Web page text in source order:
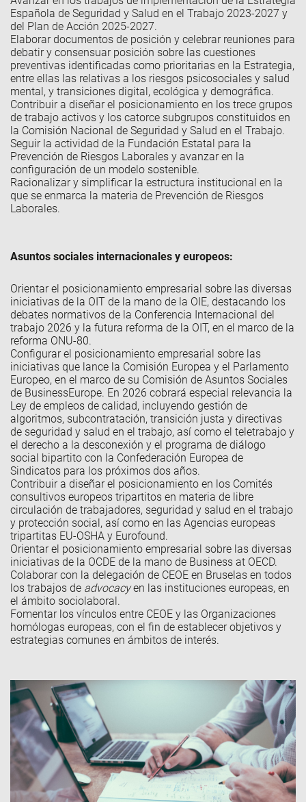
Española de Seguridad y Salud en el Trabajo 2023-2027 y
del Plan de Acción 2025-2027.
Elaborar documentos de posición y celebrar reuniones para
debatir y consensuar posición sobre las cuestiones
preventivas identificadas como prioritarias en la Estrategia,
entre ellas las relativas a los riesgos psicosociales y salud
mental, y transiciones digital, ecológica y demográfica.
Contribuir a diseñar el posicionamiento en los trece grupos
de trabajo activos y los catorce subgrupos constituidos en
la Comisión Nacional de Seguridad y Salud en el Trabajo.
Seguir la actividad de la Fundación Estatal para la
Prevención de Riesgos Laborales y avanzar en la
configuración de un modelo sostenible.
Racionalizar y simplificar la estructura institucional en la
que se enmarca la materia de Prevención de Riesgos
Laborales.
Asuntos sociales internacionales y europeos:
Orientar el posicionamiento empresarial sobre las diversas
iniciativas de la OIT de la mano de la OIE, destacando los
debates normativos de la Conferencia Internacional del
trabajo 2026 y la futura reforma de la OIT, en el marco de la
reforma ONU-80.
Configurar el posicionamiento empresarial sobre las
iniciativas que lance la Comisión Europea y el Parlamento
Europeo, en el marco de su Comisión de Asuntos Sociales
de BusinessEurope. En 2026 cobrará especial relevancia la
Ley de empleos de calidad, incluyendo gestión de
algoritmos, subcontratación, transición justa y directivas
de seguridad y salud en el trabajo, así como el teletrabajo y
el derecho a la desconexión y el programa de diálogo
social bipartito con la Confederación Europea de
Sindicatos para los próximos dos años.
Contribuir a diseñar el posicionamiento en los Comités
consultivos europeos tripartitos en materia de libre
circulación de trabajadores, seguridad y salud en el trabajo
y protección social, así como en las Agencias europeas
tripartitas EU-OSHA y Eurofound.
Orientar el posicionamiento empresarial sobre las diversas
iniciativas de la OCDE de la mano de Business at OECD.
Colaborar con la delegación de CEOE en Bruselas en todos
los trabajos de advocacyen las instituciones europeas, en
el ámbito sociolaboral.
Fomentar los vínculos entre CEOE y las Organizaciones
homólogas europeas, con el fin de establecer objetivos y
estrategias comunes en ámbitos de interés.